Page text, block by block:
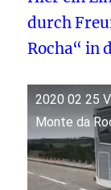
durch
Rocha“ in
2020 02 25
Monte da